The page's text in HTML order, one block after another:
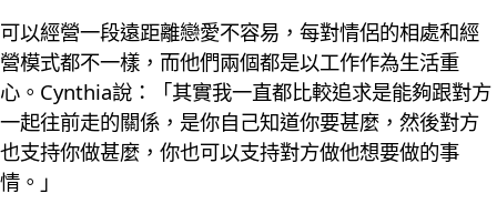
可以經營一段遠距離戀愛不容易，每對情侶的相處和經
營模式都不一樣，而他們兩個都是以工作作為生活重
心。Cynthia說：「其實我一直都比較追求是能夠跟對方
一起往前走的關係，是你自己知道你要甚麼，然後對方
也支持你做甚麼，你也可以支持對方做他想要做的事
情。」